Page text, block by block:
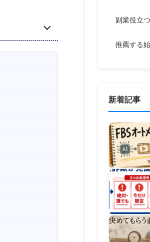
副業役立
推薦する
新着記事